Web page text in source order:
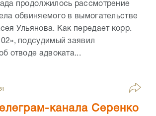
продолжилось рассмотрение
обвиняемого в вымогательстве
Ульянова. Как передает корр.
подсудимый заявил
отводе адвоката...
канала Серенко